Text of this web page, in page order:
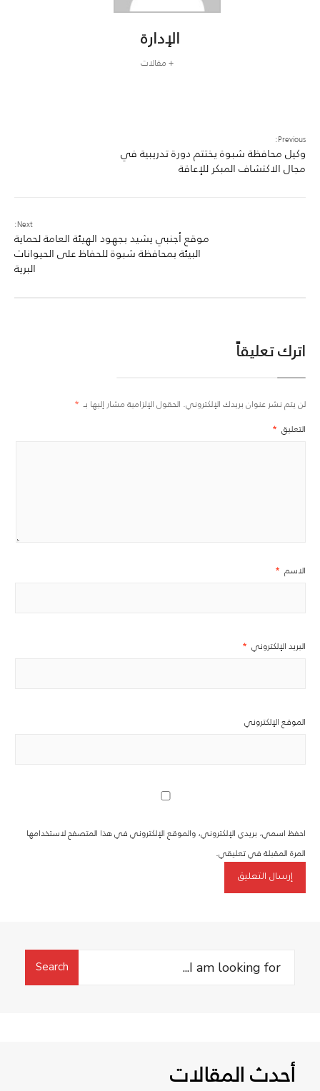
الإدارة
+ مقالات
Previous:
وكيل محافظة شبوة يختتم دورة تدريبية في
مجال الاكتشاف المبكر للإعاقة
Next:
موقع أجنبي يشيد بجهود الهيئة العامة لحماية
البيئة بمحافظة شبوة للحفاظ على الحيوانات
البرية
اترك تعليقاً
لن يتم نشر عنوان بريدك الإلكتروني. الحقول الإلزامية مشار إليها بـ *
التعليق *
الاسم *
البريد الإلكتروني *
الموقع الإلكتروني
احفظ اسمي، بريدي الإلكتروني، والموقع الإلكتروني في هذا المتصفح لاستخدامها
المرة المقبلة في تعليقي.
Search
Search
أحدث المقالات